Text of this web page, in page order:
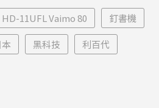
HD-11UFL Vaimo 80 釘書機
黑科技 利百代